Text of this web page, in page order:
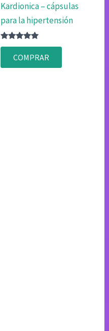
Kardionica – cápsulas
para la hipertensión
Valorado
4.80
de 5
COMPRAR